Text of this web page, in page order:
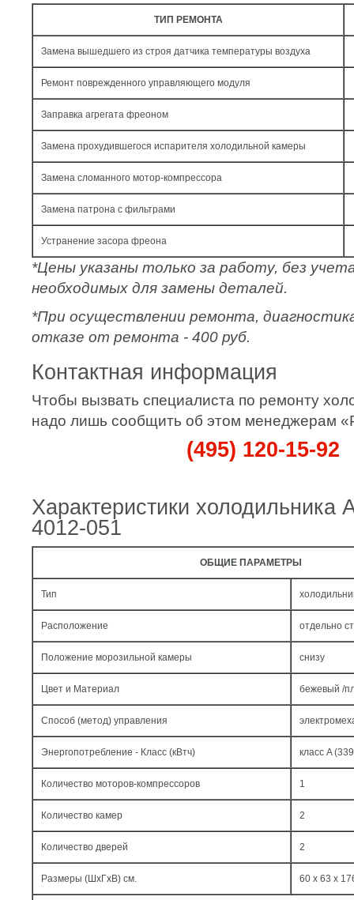
ТИП РЕМОНТА
Замена вышедшего из строя датчика температуры воздуха
Ремонт поврежденного управляющего модуля
Заправка агрегата фреоном
Замена прохудившегося испарителя холодильной камеры
Замена сломанного мотор-компрессора
Замена патрона с фильтрами
Устранение засора фреона
*Цены указаны только за работу, без
необходимых для замены деталей.
*При осуществлении ремонта,
отказе от ремонта - 400 руб.
Контактная информация
Чтобы вызвать специалиста по ремонту
надо лишь сообщить об этом менеджерам
(495) 120-15-92
Характеристики холодильника
4012-051
ОБЩИЕ ПАРАМЕТРЫ
Тип
Расположение отдельно
Положение морозильной камеры снизу
Цвет и Материал бежевый /
Способ (метод) управления
Энергопотребление - Класс (кВтч) класс A
Количество моторов-компрессоров 1
Количество камер 2
Количество дверей 2
Размеры (ШxГxВ) см. 60 x 63 x